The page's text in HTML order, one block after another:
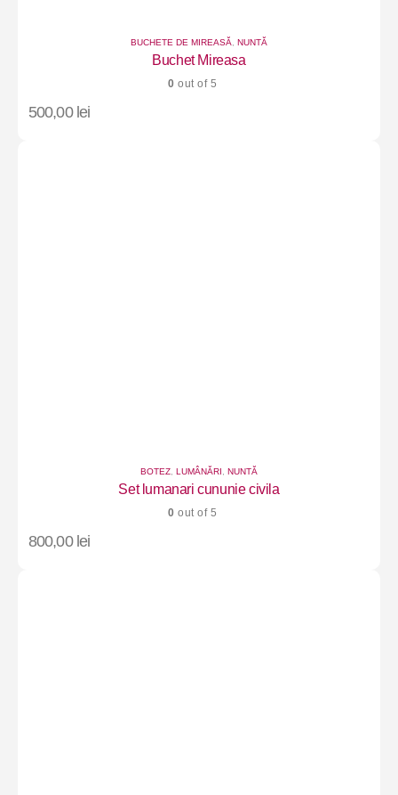
BUCHETE DE MIREASĂ, NUNTĂ
Buchet Mireasa
0 out of 5
500,00 lei
BOTEZ, LUMÂNĂRI , NUNTĂ
Set lumanari cununie civila
0 out of 5
800,00 lei